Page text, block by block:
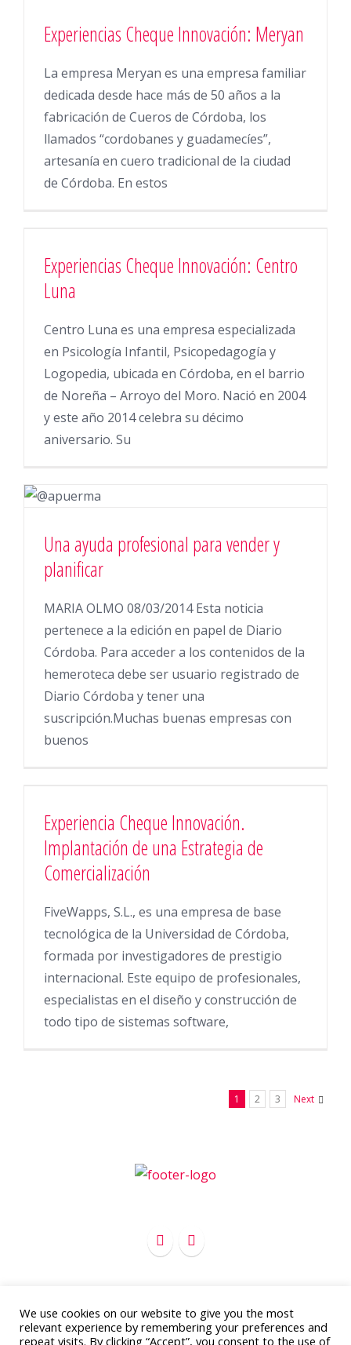
Experiencias Cheque Innovación: Meryan
La empresa Meryan es una empresa familiar
dedicada desde hace más de 50 años a la
fabricación de Cueros de Córdoba, los
llamados “cordobanes y guadamecíes”,
artesanía en cuero tradicional de la ciudad
de Córdoba. En estos
Experiencias Cheque Innovación: Centro
Luna
Centro Luna es una empresa especializada
en Psicología Infantil, Psicopedagogía y
Logopedia, ubicada en Córdoba, en el barrio
de Noreña – Arroyo del Moro. Nació en 2004
y este año 2014 celebra su décimo
aniversario. Su
Una ayuda profesional para vender y
planificar
MARIA OLMO 08/03/2014 Esta noticia
pertenece a la edición en papel de Diario
Córdoba. Para acceder a los contenidos de la
hemeroteca debe ser usuario registrado de
Diario Córdoba y tener una
suscripción.Muchas buenas empresas con
buenos
Experiencia Cheque Innovación.
Implantación de una Estrategia de
Comercialización
FiveWapps, S.L., es una empresa de base
tecnológica de la Universidad de Córdoba,
formada por investigadores de prestigio
internacional. Este equipo de profesionales,
especialistas en el diseño y construcción de
todo tipo de sistemas software,
1 2 3 Next
Copyright 2012 - 2016APC Marketing
Todos los derechos reservados
We use cookies on our website to give you the most
relevant experience by remembering your preferences and
repeat visits. By clicking “Accept”, you consent to the use of